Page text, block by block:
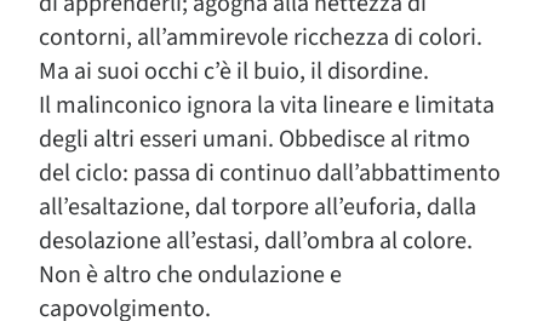
contorni, all’ammirevole ricchezza di colori.
Ma ai suoi occhi c’è il buio, il disordine.
Il malinconico ignora la vita lineare e limitata
degli altri esseri umani. Obbedisce al ritmo
del ciclo: passa di continuo dall’abbattimento
all’esaltazione, dal torpore all’euforia, dalla
desolazione all’estasi, dall’ombra al colore.
Non è altro che ondulazione e
capovolgimento.